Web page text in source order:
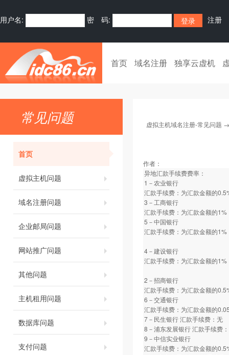
用户名: 密 码: 注册
首页 域名注册 独享云虚机
常见问题
首页
虚拟主机问题
域名注册问题
企业邮局问题
网站推广问题
其他问题
主机租用问题
数据库问题
支付问题
虚拟主机域名注册-常见问题
作者：
异地汇款手续费费率：
1－农业银行
汇款手续费：为汇款金额的
3－工商银行
汇款手续费：为汇款金额的
5－中国银行
汇款手续费：为汇款金额的
4－建设银行
汇款手续费：为汇款金额的
2－招商银行
汇款手续费：为汇款金额的
6－交通银行
汇款手续费：为汇款金额的
7－民生银行 汇款手续费：无
8－浦东发展银行 汇款手续费
9－中信实业银行
汇款手续费：为汇款金额的